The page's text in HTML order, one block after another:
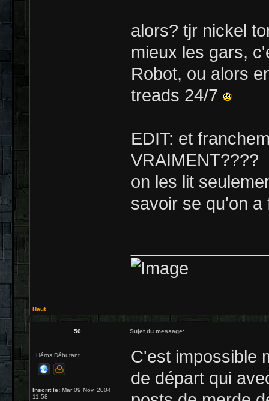
alors? tjr nickel
mieux les gars,
Robot, ou alors
treads 24/7
EDIT: et
VRAIMENT????
on les lit
savoir se qu'on
Haut
50 Sujet du message:
Héros Débutant
Inscrit le: Mar 09 Nov, 2004
11:58
C'est impossible
de départ qui